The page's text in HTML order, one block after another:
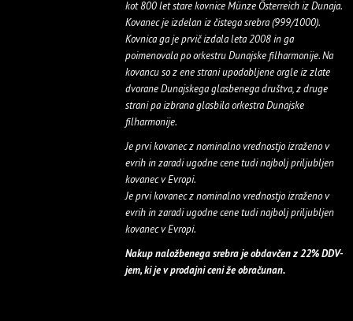
kot 800 let stare kovnice Münze Österreich iz Dunaja.
Kovanec je izdelan iz čistega srebra (999/1000).
Kovnica ga je prvič izdala leta 2008 in ga
poimenovala po orkestru Dunajske filharmonije. Na
kovancu so z ene strani upodobljene orgle iz zlate
dvorane Dunajskega glasbenega društva, z druge
strani pa izbrana glasbila orkestra Dunajske
filharmonije.
Je prvi kovanec z nominalno vrednostjo izraženo v
evrih in zaradi ugodne cene tudi najbolj priljubljen
kovanec v Evropi.
Je prvi kovanec z nominalno vrednostjo izraženo v
evrih in zaradi ugodne cene tudi najbolj priljubljen
kovanec v Evropi.
Nakup naložbenega srebra je obdavčen z 22% DDV-
jem, ki je v prodajni ceni že obračunan.